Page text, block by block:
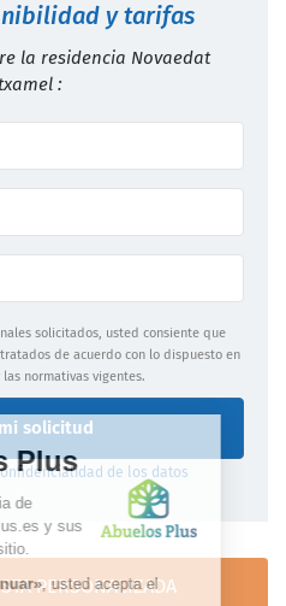
y tarifas
la residencia Novaedat
:
solicitados, usted consiente que
de acuerdo con lo dispuesto en
las normativas vigentes.
solicitud
de los datos
PERSONALIZADA